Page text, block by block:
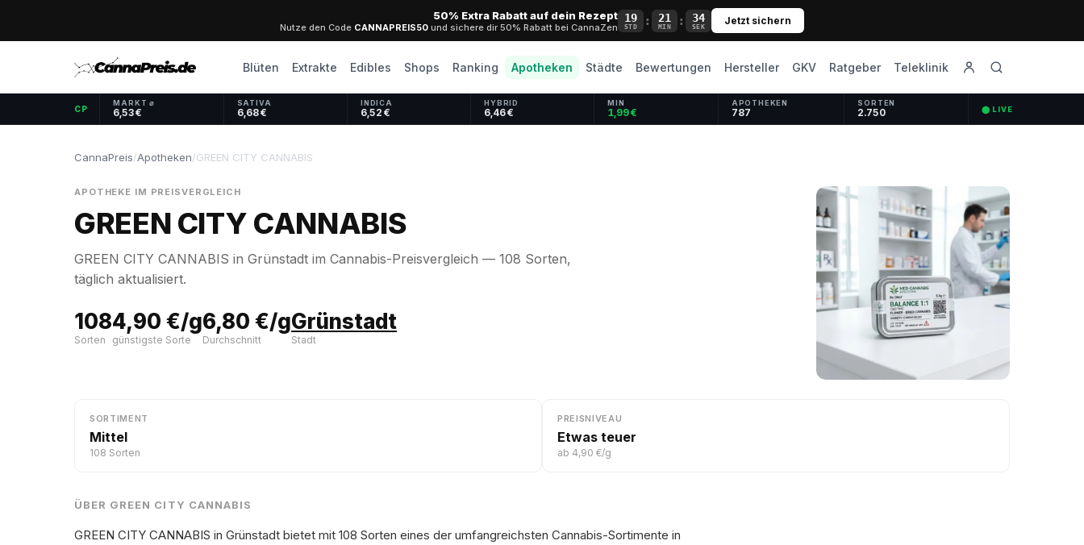
50% Extra Rabatt auf dein Rezept
Nutze den Code CANNAPREIS50 und sichere dir 50% Rabatt bei CannaZen
19
STD : 21
MIN : 34
SEK Jetzt sichern
Blüten Extrakte Edibles Shops Ranking Apotheken Städte Bewertungen Hersteller GKV Ratgeber Teleklinik
CP
MARKT ⌀
6,53 €
SATIVA
6,68 €
INDICA
6,52 €
HYBRID
6,46 €
MIN
1,99 €
APOTHEKEN
787
SORTEN
2.750 ⬤ LIVE
CannaPreis/Apotheken/GREEN CITY CANNABIS
APOTHEKE IM PREISVERGLEICH
GREEN CITY CANNABIS
GREEN CITY CANNABIS in Grünstadt im Cannabis-Preisvergleich — 108 Sorten,
täglich aktualisiert.
108
Sorten
4,90 €/g
günstigste Sorte
6,80 €/g
Durchschnitt
Grünstadt
Stadt
SORTIMENT
Mittel
108 Sorten
PREISNIVEAU
Etwas teuer
ab 4,90 €/g
ÜBER GREEN CITY CANNABIS
GREEN CITY CANNABIS in Grünstadt bietet mit 108 Sorten eines der umfangreichsten Cannabis-Sortimente in